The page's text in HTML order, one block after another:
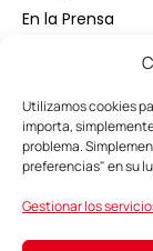
Utilizamos cookies
importa,
problema.
preferencias" en su
Gestionar los
En la Prensa
Mantener